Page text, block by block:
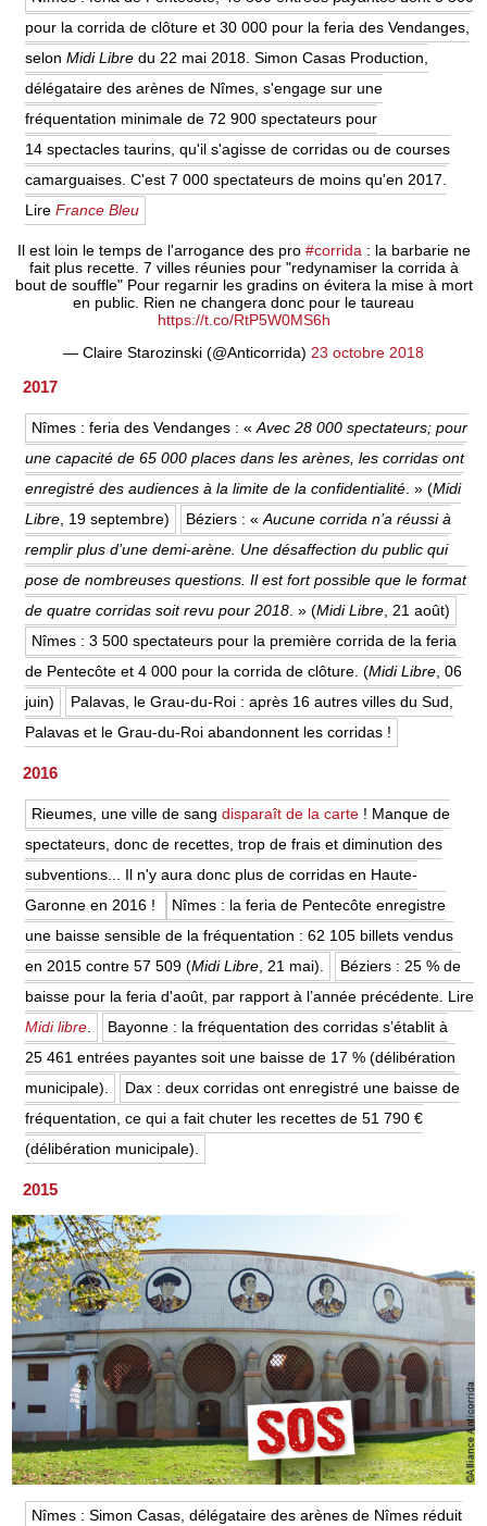
pour la corrida de clôture et 30 000 pour la feria des Vendanges,
selonMidi Libre du 22 mai 2018. Simon Casas Production,
délégataire des arènes de Nîmes, s'engage sur une
fréquentation minimale de 72 900 spectateurs pour
14 spectacles taurins, qu'il s'agisse de corridas ou de courses
camarguaises. C'est 7 000 spectateurs de moins qu'en 2017.
LireFrance Bleu
Il est loin le temps de l'arrogance des pro #corrida : la barbarie ne
fait plus recette. 7 villes réunies pour "redynamiser la corrida à
bout de souffle" Pour regarnir les gradins on évitera la mise à mort
en public. Rien ne changera donc pour le taureau
https://t.co/RtP5W0MS6h
— Claire Starozinski (@Anticorrida) 23 octobre 2018
2017
Nîmes : feria des Vendanges : « Avec 28 000 spectateurs; pour
une capacité de 65 000 places dans les arènes, les corridas ont
enregistré des audiences à la limite de la confidentialité . » (Midi
Libre , 19 septembre) Béziers : « Aucune corrida n’a réussi à
remplir plus d’une demi-arène. Une désaffection du public qui
pose de nombreuses questions. Il est fort possible que le format
de quatre corridas soit revu pour 2018 . » (Midi Libre , 21 août)
Nîmes : 3 500 spectateurs pour la première corrida de la feria
de Pentecôte et 4 000 pour la corrida de clôture. (Midi Libre , 06
juin)
Palavas, le Grau-du-Roi : après 16 autres villes du Sud,
Palavas et le Grau-du-Roi abandonnent les corridas !
2016
Rieumes, une ville de sang disparaît de la carte! Manque de
spectateurs, donc de recettes, trop de frais et diminution des
subventions... Il n'y aura donc plus de corridas en Haute-
Garonne en 2016 !
Nîmes : la feria de Pentecôte enregistre
une baisse sensible de la fréquentation : 62 105 billets vendus
en 2015 contre 57 509 (Midi Libre , 21 mai).
Béziers : 25 % de
baisse pour la feria d'août, par rapport à l’année précédente. Lire
Midi libre
Bayonne : la fréquentation des corridas s’établit à
25 461 entrées payantes soit une baisse de 17 % (délibération
municipale).
Dax : deux corridas ont enregistré une baisse de
fréquentation, ce qui a fait chuter les recettes de 51 790 €
(délibération municipale).
2015
Nîmes : Simon Casas, délégataire des arènes de Nîmes réduit